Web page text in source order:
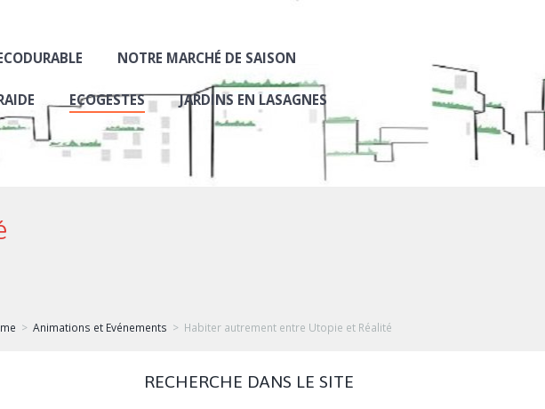
NOTRE MARCHÉ DE SAISON
ECOGESTES JARDINS EN LASAGNES
Animations et Evénements Habiter autrement entre Utopie et Réalité
RECHERCHE DANS LE SITE